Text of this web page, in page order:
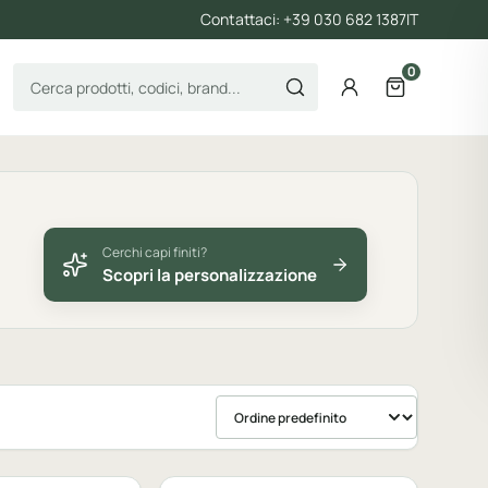
Contattaci: +39 030 682 1387IT
Cerca prodotti AccountApri il
0
Cerchi capi finiti?
Scopri la personalizzazione
Ordina prodotti
Personalizzabile